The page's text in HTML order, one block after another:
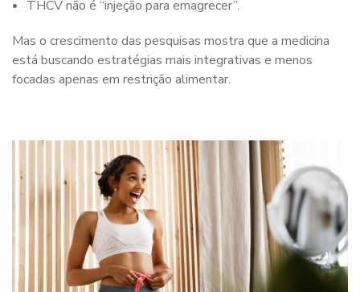
THCV não é “injeção para emagrecer”.
Mas o crescimento das pesquisas mostra que a medicina
está buscando estratégias mais integrativas e menos
focadas apenas em restrição alimentar.